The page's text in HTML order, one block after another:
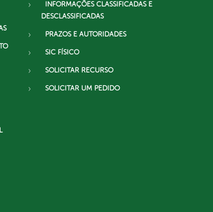
INFORMAÇÕES CLASSIFICADAS E
DESCLASSIFICADAS
PRAZOS E AUTORIDADES
SIC FÍSICO
SOLICITAR RECURSO
SOLICITAR UM PEDIDO